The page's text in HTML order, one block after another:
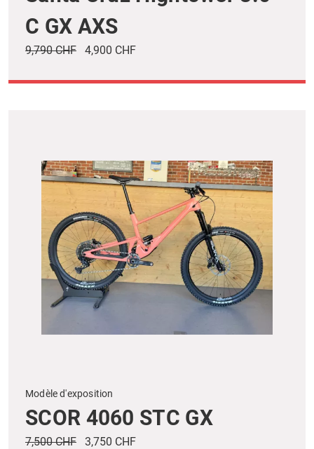
C GX AXS
9,790 CHF 4,900 CHF
Modèle d'exposition
SCOR 4060 STC GX
7,500 CHF 3,750 CHF